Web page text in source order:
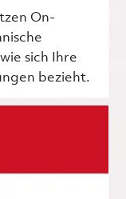
On-
sich Ihre
bezieht.